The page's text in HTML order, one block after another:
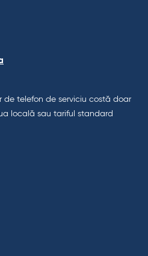
de telefon de serviciu costă doar
locală sau tariful standard